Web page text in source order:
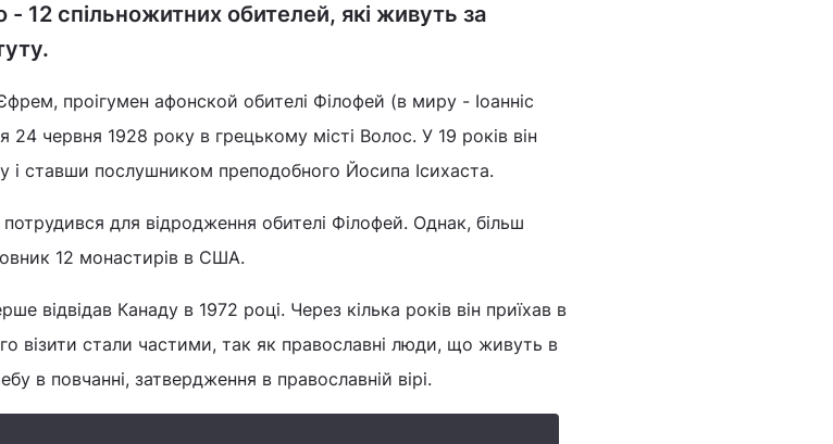
- 12 спільножитних обителей, які живуть за
проігумен афонской обителі Філофей (в миру - Іоанніс
24 червня 1928 року в грецькому місті Волос. У 19 років він
і ставши послушником преподобного Йосипа Ісихаста.
потрудився для відродження обителі Філофей. Однак, більш
12 монастирів в США.
відвідав Канаду в 1972 році. Через кілька років він приїхав в
візити стали частими, так як православні люди, що живуть в
в повчанні, затвердження в православній вірі.